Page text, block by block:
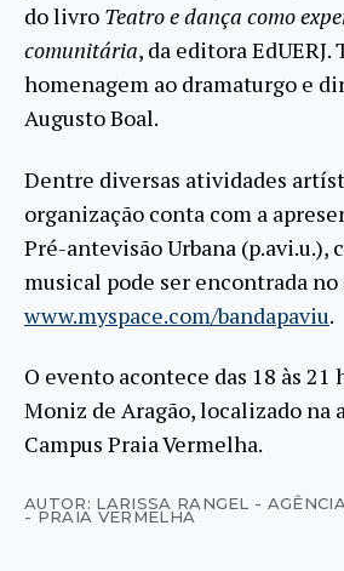
do livro Teatro e dança como
comunitária, da editora EdUERJ.
homenagem ao dramaturgo e
Augusto Boal.
Dentre diversas atividades
organização conta com a
Pré-antevisão Urbana (p.avi.u.),
musical pode ser encontrada
www.myspace.com/bandapaviu.
O evento acontece das 18 às 21
Moniz de Aragão, localizado na
Campus Praia Vermelha.
AUTOR: LARISSA RANGEL -
- PRAIA VERMELHA